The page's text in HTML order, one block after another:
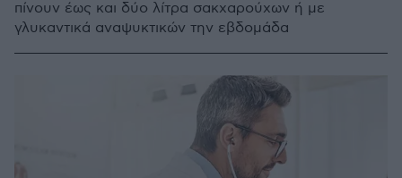
πίνουν έως και δύο λίτρα σακχαρούχων ή με
γλυκαντικά αναψυκτικών την εβδομάδα